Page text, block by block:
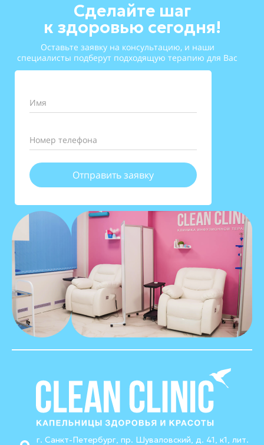
Сделайте шаг
к здоровью сегодня!
Оставьте заявку на консультацию, и наши
специалисты подберут подходящую терапию для Вас
Имя
Номер телефона
Отправить заявку
г. Санкт-Петербург, пр. Шуваловский, д. 41, к1, лит.